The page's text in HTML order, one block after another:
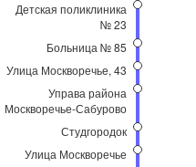
Детская поликлиника
№ 23
Больница № 85
Улица Москворечье, 43
Управа района
Москворечье-Сабурово
Студгородок
Улица Москворечье